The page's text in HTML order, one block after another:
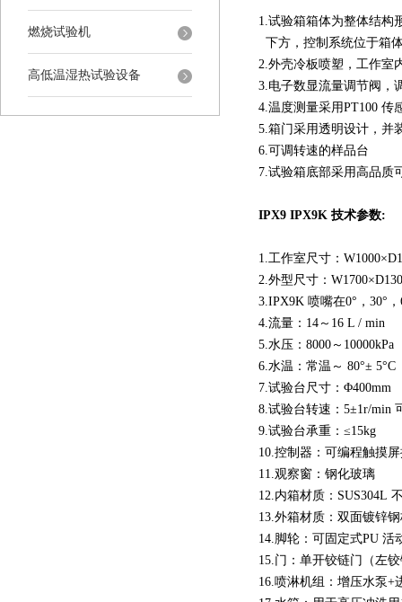
燃烧试验机
高低温湿热试验设备
1.试验箱箱体为整体结构
下方，控制系统位于箱
2.外壳冷板喷塑，工作室
3.电子数显流量调节阀，
4.温度测量采用PT100 传
5.箱门采用透明设计，并
6.可调转速的样品台
7.试验箱底部采用高品质
IPX9 IPX9K 技术参数:
1.工作室尺寸：
2.外型尺寸：
3.IPX9K 喷嘴在0°，30°
4.流量：14～16 L / min
5.水压：8000～10000kPa
6.水温：常温～ 80°± 5°C
7.试验台尺寸：Φ400mm
8.试验台转速：5±1r/min
9.试验台承重：≤15kg
10.控制器：可编程触摸
11.观察窗：钢化玻璃
12.内箱材质：SUS304L
13.外箱材质：双面镀锌
14.脚轮：可固定式PU 活
15.门：单开铰链门（左
16.喷淋机组：增压水泵+